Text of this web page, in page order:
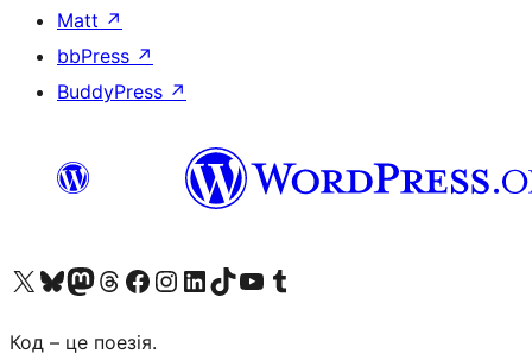
Matt ↗
bbPress ↗
BuddyPress ↗
Visit our X (formerly Twitter) account
Visit our Bluesky account
Завітайте до нашої стрічки в Mastodon
Visit our Threads account
Завітайте на нашу сторінку в Facebook
Visit our Instagram account
Visit our LinkedIn account
Visit our TikTok account
Visit our YouTube channel
Visit our Tumblr account
Код – це поезія.